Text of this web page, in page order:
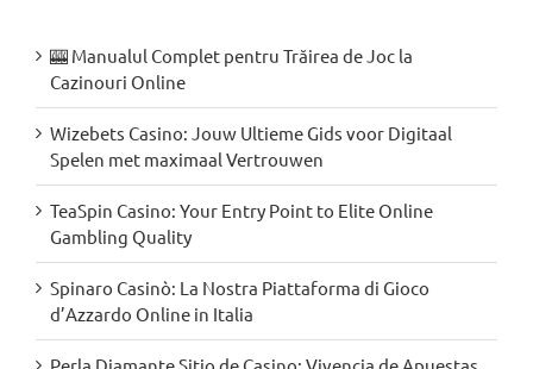
🎰 Manualul Complet pentru Trăirea de Joc la
Cazinouri Online
Wizebets Casino: Jouw Ultieme Gids voor Digitaal
Spelen met maximaal Vertrouwen
TeaSpin Casino: Your Entry Point to Elite Online
Gambling Quality
Spinaro Casinò: La Nostra Piattaforma di Gioco
d’Azzardo Online in Italia